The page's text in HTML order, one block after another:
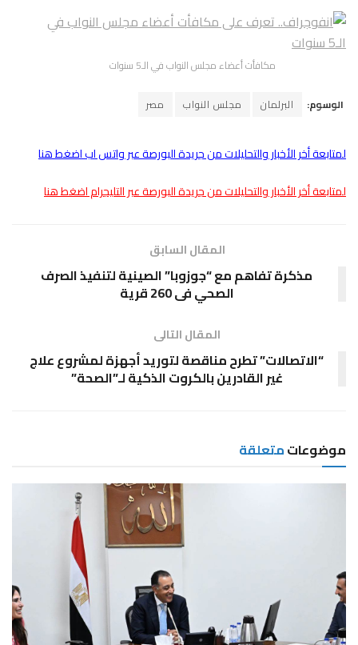
مكافأت أعضاء مجلس النواب في الـ5 سنوات
الوسوم: البرلمان مجلس النواب مصر
لمتابعة أخر الأخبار والتحليلات من جريدة البورصة عبر واتس اب اضغط هنا
لمتابعة أخر الأخبار والتحليلات من جريدة البورصة عبر التليجرام اضغط هنا
المقال السابق
مذكرة تفاهم مع “جوزوبا” الصينية لتنفيذ الصرف
الصحي فى 260 قرية
المقال التالى
“الاتصالات” تطرح مناقصة لتوريد أجهزة لمشروع علاج
غير القادرين بالكروت الذكية لـ”الصحة”
موضوعاتمتعلقة